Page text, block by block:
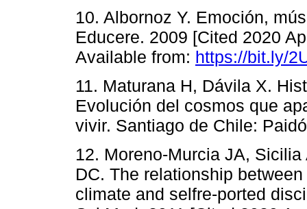
10. Albornoz Y. Emoción,
Educere. 2009 [Cited 2020
Available from: https://bit.ly/
11. Maturana H, Dávila X.
Evolución del cosmos que
vivir. Santiago de Chile:
12. Moreno-Murcia JA,
DC. The relationship
climate and selfre-ported